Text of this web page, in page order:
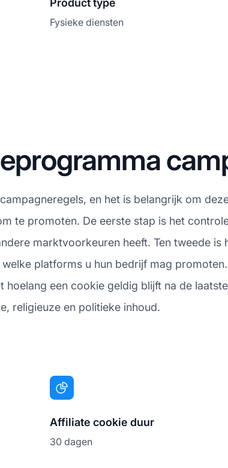
Fysieke diensten
en het is belangrijk om
te promoten. De eerste stap is het
marktvoorkeuren heeft. Ten tweede
platforms u hun bedrijf mag
een cookie geldig blijft na de
religieuze en politieke inhoud.
Affiliate cookie duur
30 dagen